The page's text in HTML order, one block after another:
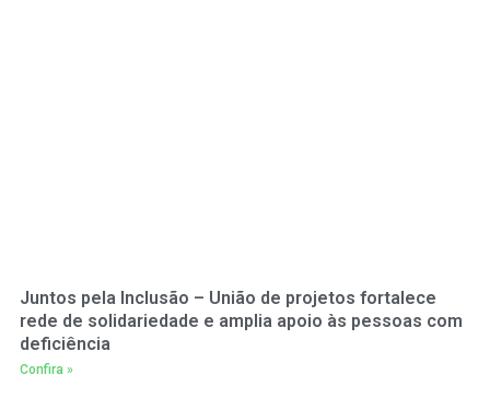
Juntos pela Inclusão – União de projetos fortalece
rede de solidariedade e amplia apoio às pessoas com
deficiência
Confira »